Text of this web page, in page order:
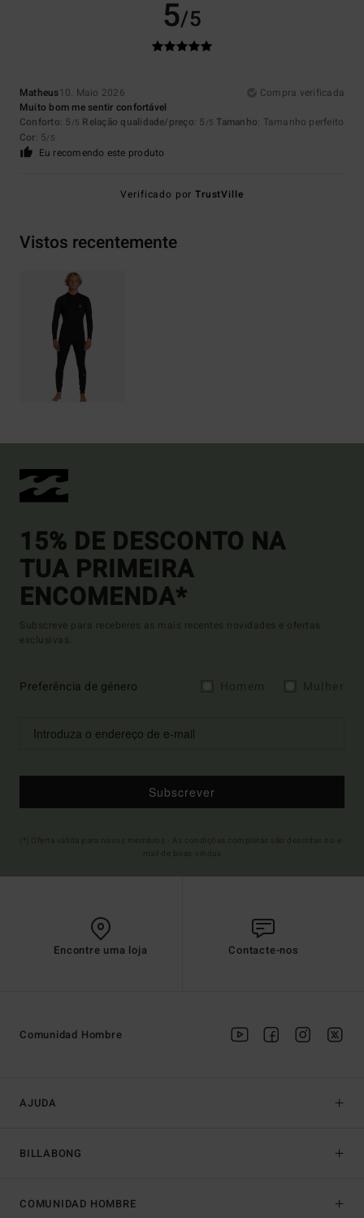
5/5
Matheus10. Maio 2026
Compra verificada
Muito bom me sentir confortável
Conforto: 5 /5 Relação qualidade/preço: 5 /5 Tamanho: Tamanho perfeito
Cor: 5/5
Eu recomendo este produto
Verificado porTrustVille
Vistos recentemente
15% DE DESCONTO NA
TUA PRIMEIRA
ENCOMENDA*
Subscreve para receberes as mais recentes novidades e ofertas
exclusivas.
Preferência de género
Subscrever
Encontre uma loja Contacte-nos
AJUDA
BILLABONG
Comunidad Hombre
COMUNIDAD HOMBRE